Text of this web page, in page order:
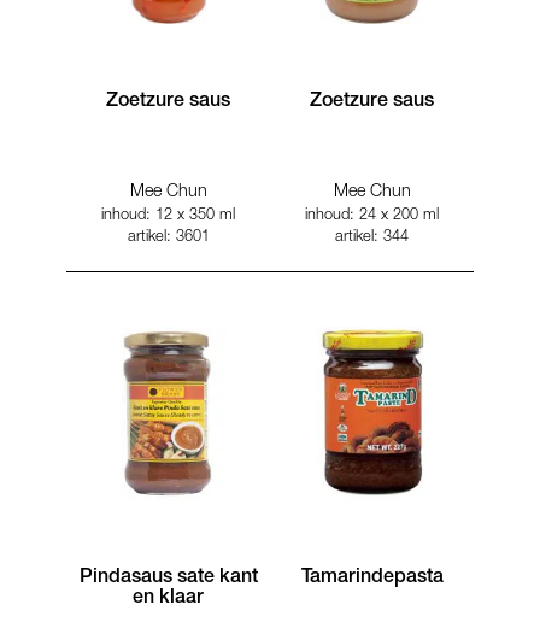
Zoetzure saus
Mee Chun
inhoud: 12 x 350 ml
artikel: 3601
Zoetzure saus
Mee Chun
inhoud: 24 x 200 ml
artikel: 344
Pindasaus sate kant
en klaar
Tamarindepasta